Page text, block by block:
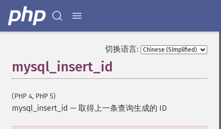
切换语言:
mysql_insert_id
(PHP 4, PHP 5)
mysql_insert_id — 取得上一条查询生成的 ID